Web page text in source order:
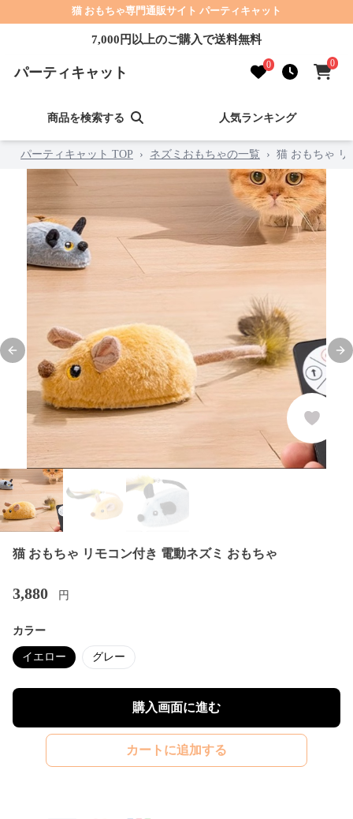
猫 おもちゃ専門通販サイト パーティキャット
7,000円以上のご購入で送料無料
パーティキャット 0 0
商品を検索する 人気ランキング
パーティキャット TOP › ネズミおもちゃの一覧 › 猫 おもちゃ リ
Previous slide
猫 おもちゃ リモコン付き 電動ネズミ おもちゃ
3,880 円
カラー
イエロー グレー
購入画面に進む
カートに追加する